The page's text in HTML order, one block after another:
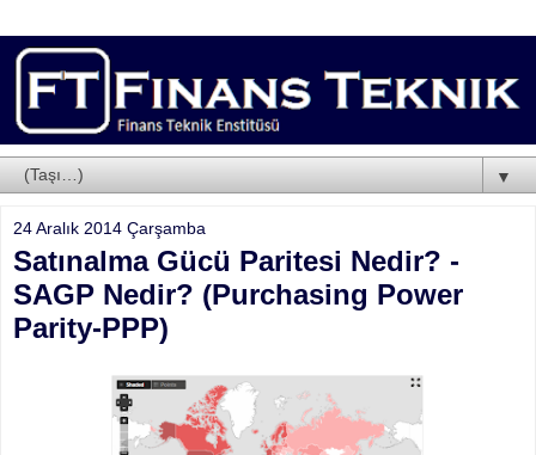
▼
24 Aralık 2014 Çarşamba
Satınalma Gücü Paritesi Nedir? -
SAGP Nedir? (Purchasing Power
Parity-PPP)